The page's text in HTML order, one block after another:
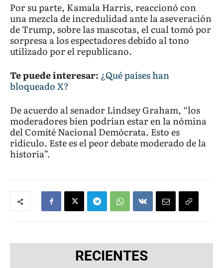
Por su parte, Kamala Harris, reaccionó con
una mezcla de incredulidad ante la aseveración
de Trump, sobre las mascotas, el cual tomó por
sorpresa a los espectadores debido al tono
utilizado por el republicano.
Te puede interesar: ¿Qué países han
bloqueado X?
De acuerdo al senador Lindsey Graham, “los
moderadores bien podrían estar en la nómina
del Comité Nacional Demócrata. Esto es
ridículo. Este es el peor debate moderado de la
historia”.
RECIENTES